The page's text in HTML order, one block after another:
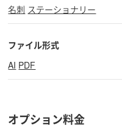
名刺 ステーショナリー
ファイル形式
AI PDF
オプション料金